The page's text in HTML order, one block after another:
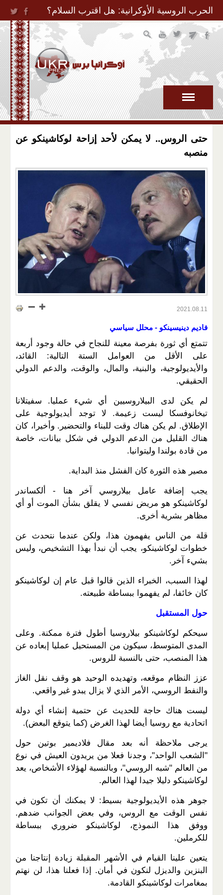
Jump to Navigation
الحرب الروسية الأوكرانية: هل اقترب السلام؟
حتى الروس.. لا يمكن لأحد إزاحة لوكاشينكو عن
منصبه
2021.08.11
فاديم دينيسينكو - محلل سياسي
تتمتع أي ثورة بفرصة معينة للنجاح في حالة وجود أربعة
على الأقل من العوامل الستة التالية: القائد،
والأيديولوجية، والبنية، والمال، والوقت، والدعم الدولي
الحقيقي.
لم يكن لدى البيلاروسيين أي شيء عمليا. سفيتلانا
تيخانوفسكا ليست زعيمة. لا توجد أيديولوجية على
الإطلاق. لم يكن هناك وقت للبناء والتحضير. وأخيرا، كان
هناك القليل من الدعم الدولي في شكل بيانات، خاصة
من قادة بولندا وليتوانيا.
مصير هذه الثورة كان الفشل منذ البداية.
يجب إضافة عامل بيلاروسي آخر هنا - ألكساندر
لوكاشينكو هو مريض نفسي لا يقلق بشأن الموت أو أي
مظاهر بشرية أخرى.
قلة من الناس يفهمون هذا، ولكن عندما نتحدث عن
خطوات لوكاشينكو، يجب أن نبدأ بهذا التشخيص، وليس
بشيء آخر.
لهذا السبب، الخبراء الذين قالوا قبل عام إن لوكاشينكو
كان خائفا، لم يفهموا ببساطة طبيعته.
حول المستقبل
سيحكم لوكاشينكو بيلاروسيا أطول فترة ممكنة. وعلى
المدى المتوسط​​، سيكون من المستحيل عمليا إبعاده عن
هذا المنصب، حتى بالنسبة للروس.
عزز النظام موقعه، وتهديده الوحيد هو وقف نقل الغاز
والنفط الروسي، الأمر الذي لا يزال يبدو غير واقعي.
ليست هناك حاجة للحديث عن حتمية إنشاء أي دولة
اتحادية مع روسيا أيضا لهذا الغرض (كما يتوقع البعض).
يرجى ملاحظة أنه بعد مقال فلاديمير بوتين حول
"الشعب الواحد"، وجدنا فعلا من يريدون العيش في نوع
من العالم "شبه الروسي"، وبالنسبة لهؤلاء الأشخاص، يعد
لوكاشينكو دليلا جيدا لهذا العالم.
جوهر هذه الأيديولوجية بسيط: لا يمكنك أن تكون في
نفس الوقت مع الروس، وفي بعض الجوانب ضدهم.
ووفق هذا النموذج، لوكاشينكو ضروري ببساطة
للكرملين.
يتعين علينا القيام في الأشهر المقبلة زيادة إنتاجنا من
البنزين والديزل لنكون في أمان. إذا فعلنا هذا، لن نهتم
بمغامرات لوكاشينكو القادمة.